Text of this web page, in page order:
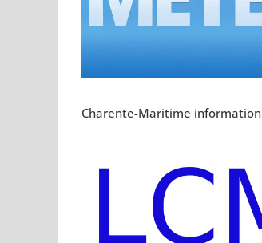
Charente-Maritime information